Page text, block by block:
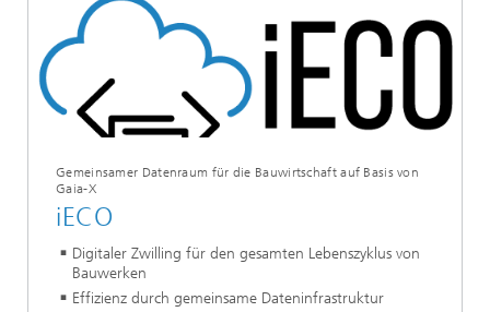
Gemeinsamer Datenraum für die Bauwirtschaft auf Basis von
Gaia-X
iECO
Digitaler Zwilling für den gesamten Lebenszyklus von
Bauwerken
Effizienz durch gemeinsame Dateninfrastruktur